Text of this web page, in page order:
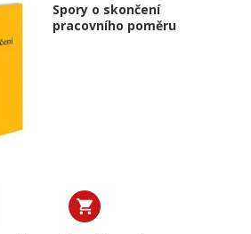
Spory o skončení
pracovního poměru